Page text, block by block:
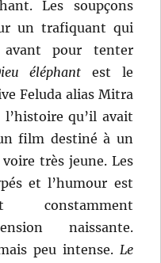
Les soupçons
un trafiquant qui
pour tenter
éléphant est le
Feluda alias Mitra
qu’il avait
film destiné à un
très jeune. Les
et l’humour est
constamment
naissante.
peu intense. Le